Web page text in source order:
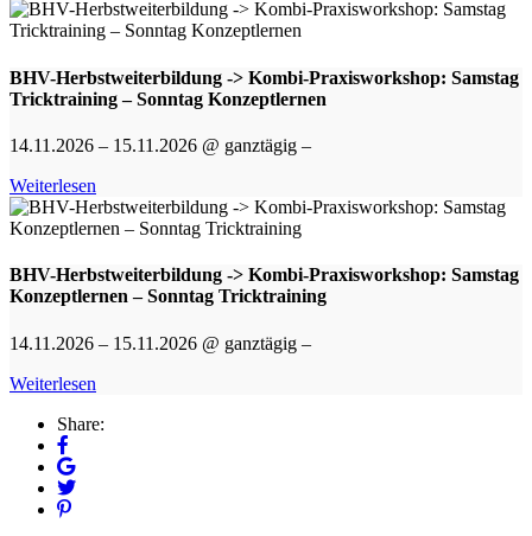
BHV-Herbstweiterbildung -> Kombi-Praxisworkshop: Samstag
Tricktraining – Sonntag Konzeptlernen
14.11.2026 – 15.11.2026 @ ganztägig –
Weiterlesen
BHV-Herbstweiterbildung -> Kombi-Praxisworkshop: Samstag
Konzeptlernen – Sonntag Tricktraining
14.11.2026 – 15.11.2026 @ ganztägig –
Weiterlesen
Share: